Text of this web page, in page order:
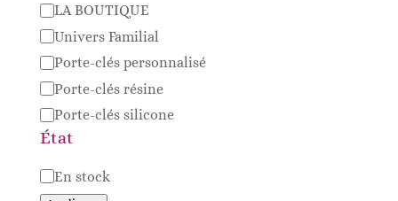
Catégorie
LA BOUTIQUE
Univers Familial
Porte-clés personnalisé
Porte-clés résine
Porte-clés silicone
État
Disponibilité
En stock